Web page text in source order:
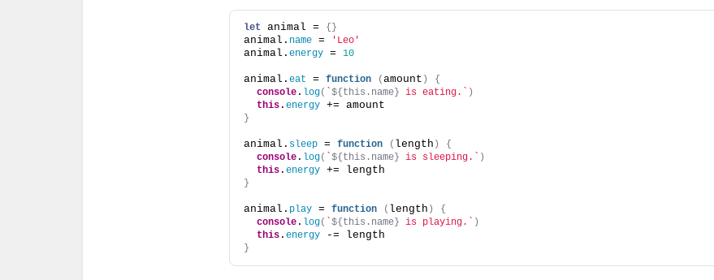
let animal = { }
animal. name = 'Leo'
animal. energy = 10
animal. eat = function (amount )
{
console . log( ${this.name} is eating.`
)
this . energy += amount
}
animal. sleep = function ( length )
{
console . log( ${this.name} is sleeping.`
)
this . energy += length
}
animal. play = function ( length )
{
console . log( ${this.name} is playing.`
)
this . energy -= length
}